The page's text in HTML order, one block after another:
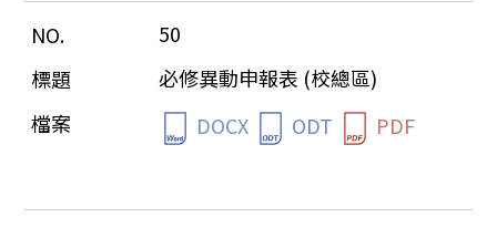
50
必修異動申報表 (校總區)
DOCX
ODT PDF